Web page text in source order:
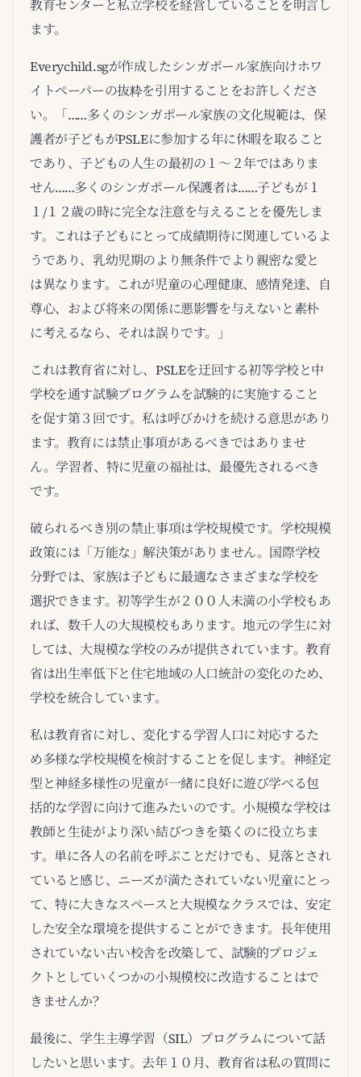
教育センターと私立学校を経営していることを明言し
ます。
Everychild.sgが作成したシンガポール家族向けホワ
イトペーパーの抜粋を引用することをお許しくださ
い。「……多くのシンガポール家族の文化規範は、保
護者が子どもがPSLEに参加する年に休暇を取ること
であり、子どもの人生の最初の１～２年ではありま
せん……多くのシンガポール保護者は……子どもが１
１/１２歳の時に完全な注意を与えることを優先しま
す。これは子どもにとって成績期待に関連しているよ
うであり、乳幼児期のより無条件でより親密な愛と
は異なります。これが児童の心理健康、感情発達、自
尊心、および将来の関係に悪影響を与えないと素朴
に考えるなら、それは誤りです。」
これは教育省に対し、PSLEを迂回する初等学校と中
学校を通す試験プログラムを試験的に実施すること
を促す第３回です。私は呼びかけを続ける意思があり
ます。教育には禁止事項があるべきではありませ
ん。学習者、特に児童の福祉は、最優先されるべき
です。
破られるべき別の禁止事項は学校規模です。学校規模
政策には「万能な」解決策がありません。国際学校
分野では、家族は子どもに最適なさまざまな学校を
選択できます。初等学生が２００人未満の小学校もあ
れば、数千人の大規模校もあります。地元の学生に対
しては、大規模な学校のみが提供されています。教育
省は出生率低下と住宅地域の人口統計の変化のため、
学校を統合しています。
私は教育省に対し、変化する学習人口に対応するた
め多様な学校規模を検討することを促します。神経定
型と神経多様性の児童が一緒に良好に遊び学べる包
括的な学習に向けて進みたいのです。小規模な学校は
教師と生徒がより深い結びつきを築くのに役立ちま
す。単に各人の名前を呼ぶことだけでも、見落とされ
ていると感じ、ニーズが満たされていない児童にとっ
て、特に大きなスペースと大規模なクラスでは、安定
した安全な環境を提供することができます。長年使用
されていない古い校舎を改築して、試験的プロジェ
クトとしていくつかの小規模校に改造することはで
きませんか？
最後に、学生主導学習（SIL）プログラムについて話
したいと思います。去年１０月、教育省は私の質問に